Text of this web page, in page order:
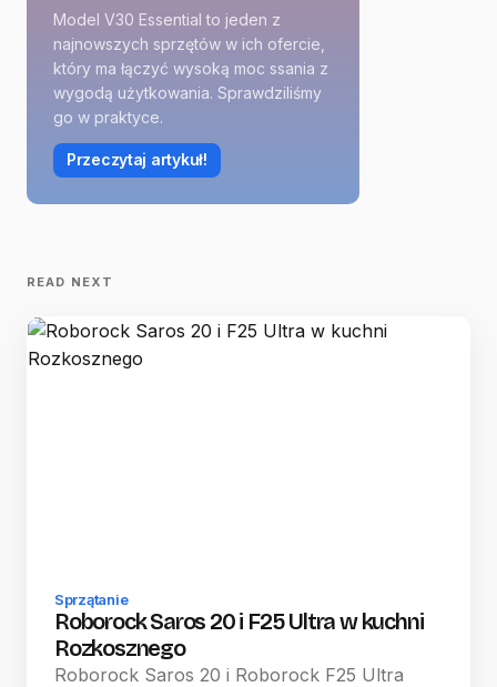
Model V30 Essential to jeden z
najnowszych sprzętów w ich ofercie,
który ma łączyć wysoką moc ssania z
wygodą użytkowania. Sprawdziliśmy
go w praktyce.
Przeczytaj artykuł!
READ NEXT
Sprzątanie
Roborock Saros 20 i F25 Ultra w kuchni
Rozkosznego
Roborock Saros 20 i Roborock F25 Ultra